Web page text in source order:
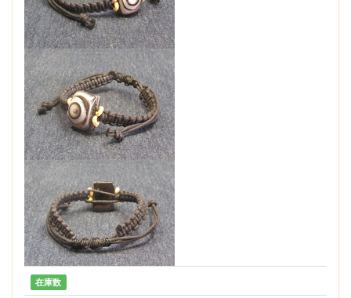
在庫数